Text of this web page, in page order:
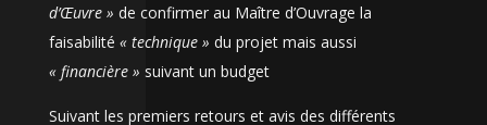
d’Œuvre » de confirmer au Maître d’Ouvrage la
faisabilité « technique » du projet mais aussi
« financière » suivant un budget
Suivant les premiers retours et avis des différents